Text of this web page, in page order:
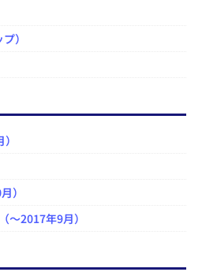
）
）
2017年9月）